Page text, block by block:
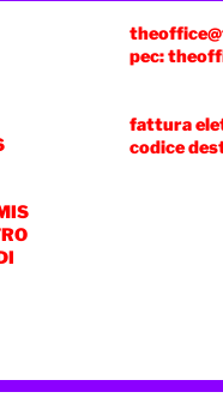
pec:
fattura
codice